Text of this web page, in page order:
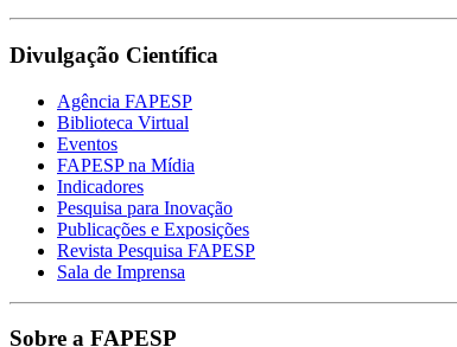
Divulgação Científica
Agência FAPESP
Biblioteca Virtual
Eventos
FAPESP na Mídia
Indicadores
Pesquisa para Inovação
Publicações e Exposições
Revista Pesquisa FAPESP
Sala de Imprensa
Sobre a FAPESP